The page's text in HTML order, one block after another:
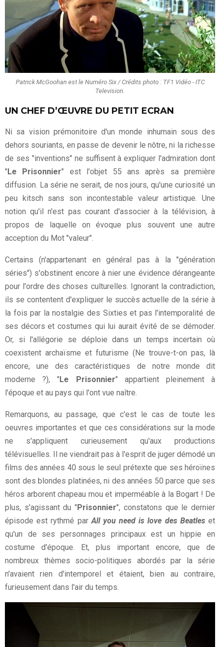
Patrick McGoohan est le Numéro Six / Crédits photo : TF1 Vidéo - ITC
Television.
UN CHEF D’ŒUVRE DU PETIT ECRAN
Ni sa vision prémonitoire d'un monde inhumain sous des
dehors souriants, en passe de devenir le nôtre, ni la richesse
de ses "inventions" ne suffisent à expliquer l'admiration dont
"Le Prisonnier" est l'objet 55 ans après sa première
diffusion. La série ne serait, de nos jours, qu'une curiosité un
peu kitsch sans son incontestable valeur artistique. Une
notion qu'il n'est pas courant d'associer à la télévision, à
propos de laquelle on évoque plus souvent une autre
acception du Mot "valeur".
Certains (n'appartenant en général pas à la "génération
séries") s'obstinent encore à nier une évidence dérangeante
pour l'ordre des choses culturelles. Ignorant la contradiction,
ils se contentent d'expliquer le succès actuelle de la série à
la fois par la nostalgie des Sixties et pas l'intemporalité de
ses décors et costumes qui lui aurait évité de se démoder.
Or, si l'allégorie se déploie dans un temps incertain où
coexistent archaïsme et futurisme (Ne trouve-t-on pas, là
encore, une des caractéristiques de notre monde dit
moderne ?), "Le Prisonnier" appartient pleinement à
l'époque et au pays qui l'ont vue naître.
Remarquons, au passage, que c'est le cas de toute les
oeuvres importantes et que ces considérations sur la mode
ne s'appliquent curieusement qu'aux productions
télévisuelles. Il ne viendrait pas à l'esprit de juger démodé un
films des années 40 sous le seul prétexte que ses héroïnes
sont des blondes platinées, ni des années 50 parce que ses
héros arborent chapeau mou et imperméable à la Bogart ! De
plus, s'agissant du "Prisonnier", constatons que le dernier
épisode est rythmé par All you need is love des Beatleset
qu'un de ses personnages principaux est un hippie en
costume d'époque. Et, plus important encore, que de
nombreux thèmes socio-politiques abordés par la série
n'avaient rien d'intemporel et étaient, bien au contraire,
furieusement dans l'air du temps.